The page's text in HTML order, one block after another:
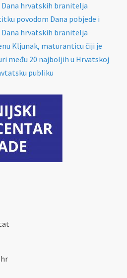
hrvatskih branitelja
povodom Dana pobjede i
hrvatskih branitelja
Kljunak, maturanticu čiji je
među 20 najboljih u Hrvatskoj
publiku